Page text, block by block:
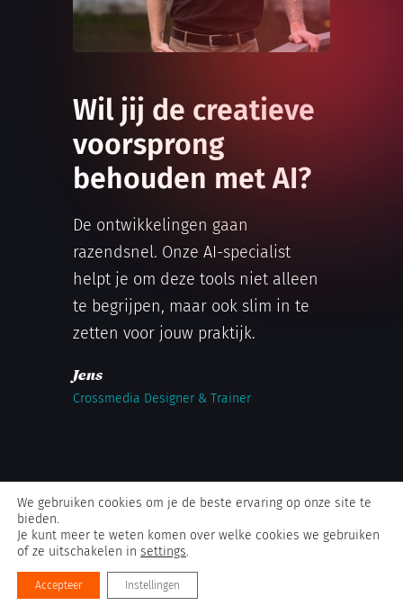
Wil jij de creatieve
voorsprong
behouden met AI?
De ontwikkelingen gaan
razendsnel. Onze AI-specialist
helpt je om deze tools niet alleen
te begrijpen, maar ook slim in te
zetten voor jouw praktijk.
Jens
Crossmedia Designer & Trainer
We gebruiken cookies om je de beste ervaring op onze site te
bieden.
Je kunt meer te weten komen over welke cookies we gebruiken
of ze uitschakelen in settings.
Accepteer Instellingen